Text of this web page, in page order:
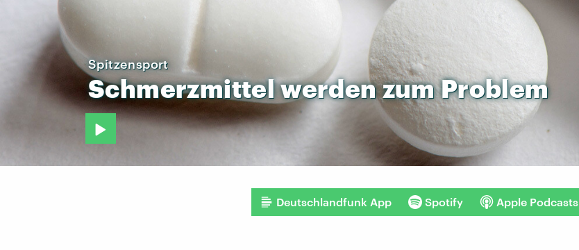
Spitzensport
SchmerzmittelwerdenzumProblem
Deutschlandfunk App Spotify Apple Podcasts